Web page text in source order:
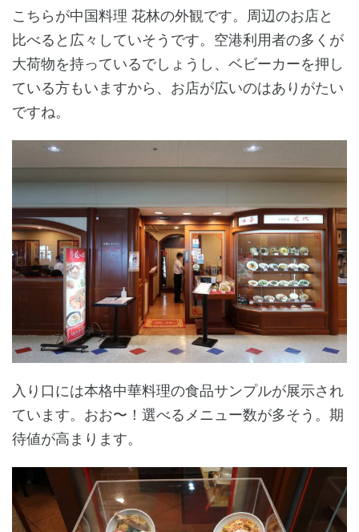
こちらが中国料理 花林の外観です。周辺のお店と
比べると広々していそうです。空港利用者の多くが
大荷物を持っているでしょうし、ベビーカーを押し
ている方もいますから、お店が広いのはありがたい
ですね。
入り口には本格中華料理の食品サンプルが展示され
ています。おお〜！選べるメニュー数が多そう。期
待値が高まります。